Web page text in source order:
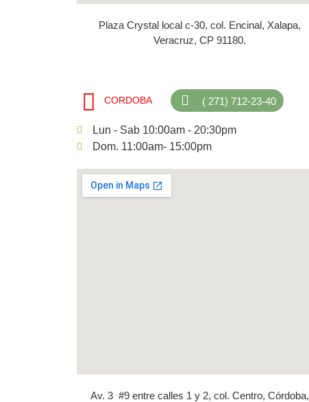
Plaza Crystal local c-30, col. Encinal, Xalapa,
Veracruz, CP 91180.
CORDOBA ( 271) 712-23-40
Lun - Sab 10:00am - 20:30pm
Dom. 11:00am- 15:00pm
Av. 3 #9 entre calles 1 y 2, col. Centro, Córdoba,